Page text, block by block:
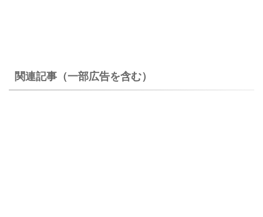
関連記事（一部広告を含む）